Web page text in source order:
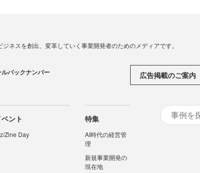
ネスを創出、変革していく事業開発者のためのメディアです。
メールバックナンバー 広告掲載のご案内
ント
Zine Day
特集
AI時代の経営管
理
新規事業開発の
現在地